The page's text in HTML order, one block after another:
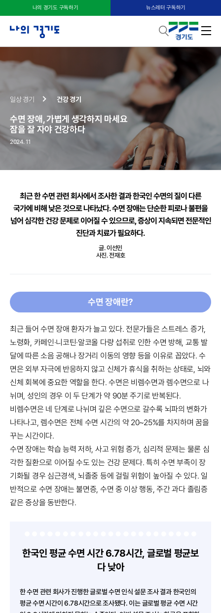
나의 경기도 구독하기 뉴스레터 구독하기
일상 경기 건강 경기
수면 장애, 가볍게 생각하지 마세요
잠을 잘 자야 건강하다
2024. 11
최근 한 수면 관련 회사에서 조사한 결과 한국인 수면의 질이 다른
국가에 비해 낮은 것으로 나타났다. 수면 장애는 단순한 피로나 불편을
넘어 심각한 건강 문제로 이어질 수 있으므로, 증상이 지속되면 전문적인
진단과 치료가 필요하다.
글. 이선민
사진. 전재호
수면 장애란?
최근 들어 수면 장애 환자가 늘고 있다. 전문가들은 스트레스 증가,
노령화, 카페인·니코틴·알코올 다량 섭취로 인한 수면 방해, 교통 발
달에 따른 소음 공해나 장거리 이동의 영향 등을 이유로 꼽았다. 수
면은 외부 자극에 반응하지 않고 신체가 휴식을 취하는 상태로, 뇌와
신체 회복에 중요한 역할을 한다. 수면은 비렘수면과 렘수면으로 나
뉘며, 성인의 경우 이 두 단계가 약 90분 주기로 반복된다.
비렘수면은 네 단계로 나뉘며 깊은 수면으로 갈수록 뇌파의 변화가
나타나고, 렘수면은 전체 수면 시간의 약 20~25%를 차지하며 꿈을
꾸는 시간이다.
수면 장애는 학습 능력 저하, 사고 위험 증가, 심리적 문제는 물론 심
각한 질환으로 이어질 수도 있는 건강 문제다. 특히 수면 부족이 장
기화될 경우 심근경색, 뇌졸중 등에 걸릴 위험이 높아질 수 있다. 일
반적으로 수면 장애는 불면증, 수면 중 이상 행동, 주간 과다 졸림증
같은 증상을 동반한다.
한국인 평균 수면 시간 6.78시간, 글로벌 평균보
다 낮아
한 수면 관련 회사가 진행한 글로벌 수면 인식 설문 조사 결과 한국인의
평균 수면 시간이 6.78시간으로 조사됐다. 이는 글로벌 평균 수면 시간